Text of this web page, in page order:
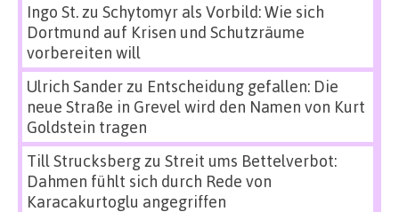
Ingo St.zu Schytomyr als Vorbild: Wie sich
Dortmund auf Krisen und Schutzräume
vorbereiten will
Ulrich Sanderzu Entscheidung gefallen: Die
neue Straße in Grevel wird den Namen von Kurt
Goldstein tragen
Till Strucksbergzu Streit ums Bettelverbot:
Dahmen fühlt sich durch Rede von
Karacakurtoglu angegriffen